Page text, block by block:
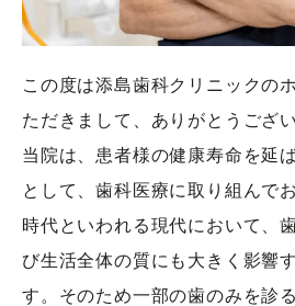
この度は添島歯科クリニックの
ただきまして、ありがとうござい
当院は、患者様の健康寿命を延
として、歯科医療に取り組んで
時代といわれる現代において、
び生活全体の質にも大きく影響
す。そのため一部の歯のみを診